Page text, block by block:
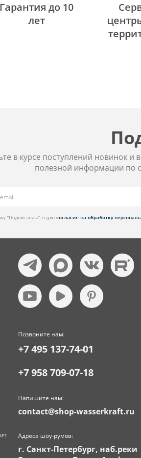
Гарантия до 10
лет
в курсе поступлений новинок и
полезной информации по
“Подписаться”, я даю согласие на обработку
Позвоните нам:
+7 495 137-74-01
+7 958 709-07-18
Напишите нам:
contact@shop-wasserkraft.ru
Адреса шоу-румов:
г. Санкт-Петербург, наб.реки